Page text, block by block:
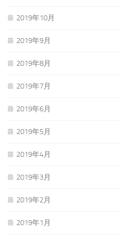
2019年10月
2019年9月
2019年8月
2019年7月
2019年6月
2019年5月
2019年4月
2019年3月
2019年2月
2019年1月